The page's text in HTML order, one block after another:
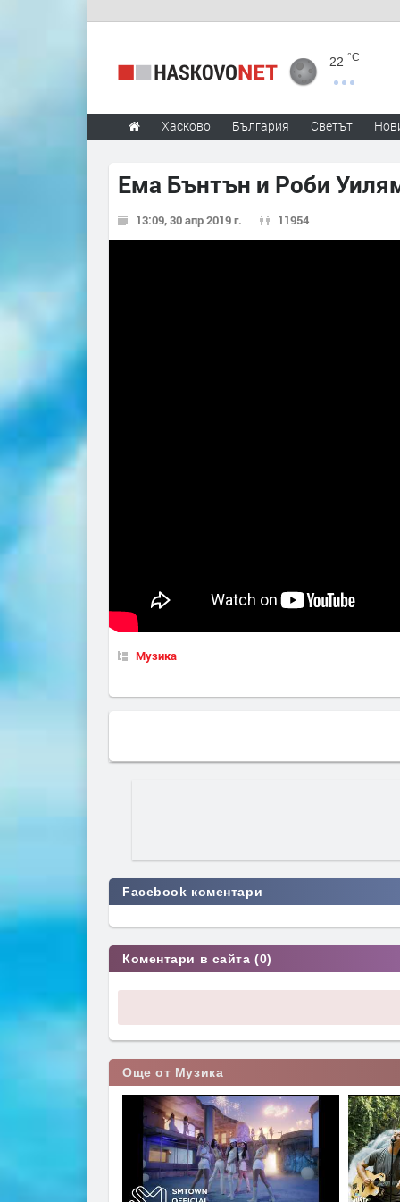
22 °C
Хасково България Светът
Ема Бънтън и Роби
13:09, 30 апр 2019 г. 11954
Музика
Facebook коментари
Коментари в сайта (0)
Още от Музика